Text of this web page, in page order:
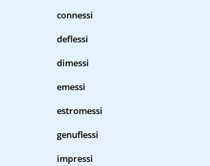
connessi
deflessi
dimessi
emessi
estromessi
genuflessi
impressi